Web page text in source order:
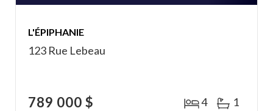
L'ÉPIPHANIE
123 Rue Lebeau
789 000 $ 4 1